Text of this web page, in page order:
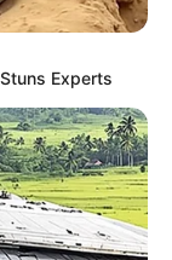
Experts